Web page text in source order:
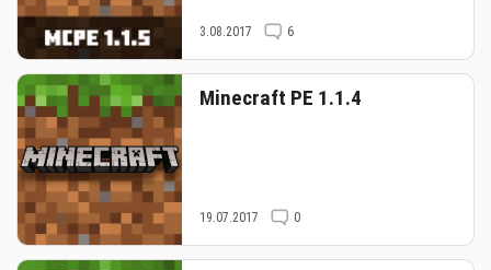
3.08.2017 6
Minecraft PE 1.1.4
19.07.2017 0